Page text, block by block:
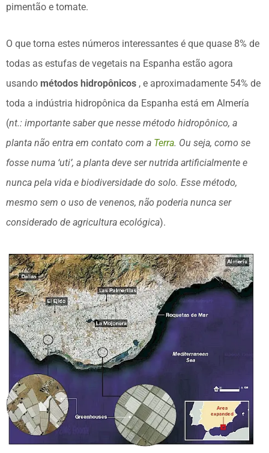
pimentão e tomate.
O que torna estes números interessantes é que quase 8% de
todas as estufas de vegetais na Espanha estão agora
usando métodos hidropônicos , e aproximadamente 54% de
toda a indústria hidropônica da Espanha está em Almería
(nt.: importante saber que nesse método hidropônico, a
planta não entra em contato com a Terra. Ou seja, como se
fosse numa ‘uti’, a planta deve ser nutrida artificialmente e
nunca pela vida e biodiversidade do solo. Esse método,
mesmo sem o uso de venenos, não poderia nunca ser
considerado de agricultura ecológica).